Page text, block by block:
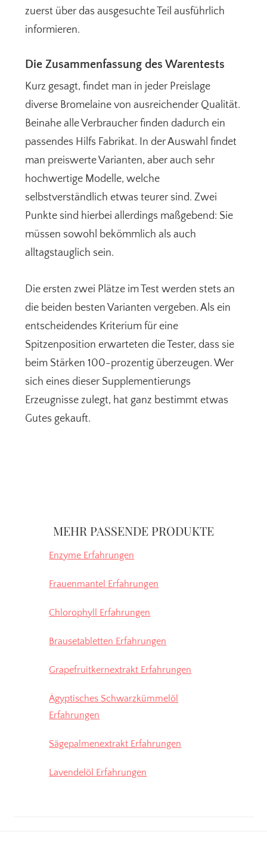
zuerst über das ausgesuchte Teil ausführlich
informieren.
Die Zusammenfassung des Warentests
Kurz gesagt, findet man in jeder Preislage
diverse Bromelaine von ausreichender Qualität.
Beinahe alle Verbraucher finden dadurch ein
passendes Hilfs Fabrikat. In der Auswahl findet
man preiswerte Varianten, aber auch sehr
hochwertige Modelle, welche
selbstverständlich etwas teurer sind. Zwei
Punkte sind hierbei allerdings maßgebend: Sie
müssen sowohl bekömmlich als auch
alltagstauglich sein.
Die ersten zwei Plätze im Test werden stets an
die beiden besten Varianten vergeben. Als ein
entscheidendes Kriterium für eine
Spitzenposition erwarteten die Tester, dass sie
beim Stärken 100-prozentig überzeugen. Wer
sich eines dieser Supplementierungs
Erzeugnisse zulegt, hat ganz bestimmt etwas
Gutes gekauft.
MEHR PASSENDE PRODUKTE
Enzyme Erfahrungen
Frauenmantel Erfahrungen
Chlorophyll Erfahrungen
Brausetabletten Erfahrungen
Grapefruitkernextrakt Erfahrungen
Ägyptisches Schwarzkümmelöl
Erfahrungen
Sägepalmenextrakt Erfahrungen
Lavendelöl Erfahrungen